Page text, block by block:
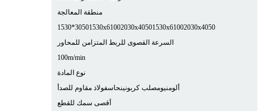
منطقة المعالجة
1530*30501530x61002030x40501530x61002030x4050
السرعة القصوى للربط المتزامن للمحاور
100m/min
نوع المادة
ألومنيومصلب كربونينحاسفولاذ مقاوم للصدأ
أقصى سمك للقطع